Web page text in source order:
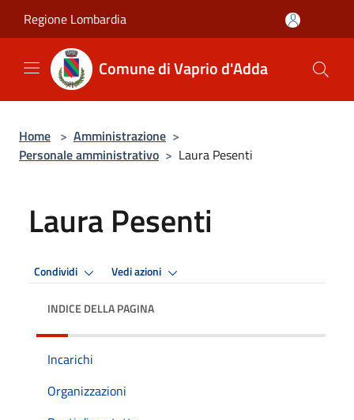
Regione Lombardia
Comune di Vaprio d'Adda
Home > Amministrazione >
Personale amministrativo > Laura Pesenti
Laura Pesenti
Condividi Vedi azioni
INDICE DELLA PAGINA
Incarichi
Organizzazioni